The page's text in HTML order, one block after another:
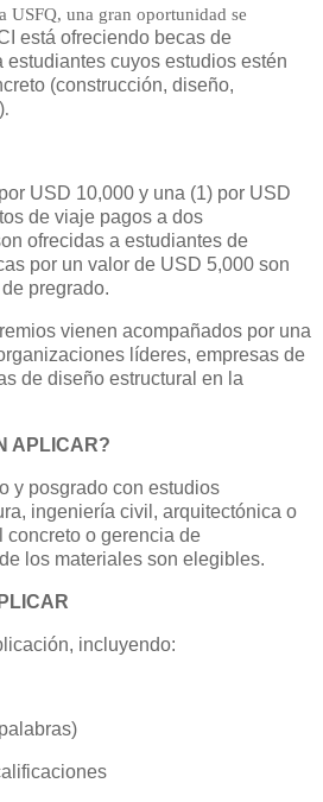
USFQ, una gran oportunidad se
está ofreciendo becas de
estudiantes cuyos estudios estén
(construcción, diseño,
.
USD 10,000 y una (1) por USD
de viaje pagos a dos
ofrecidas a estudiantes de
por un valor de USD 5,000 son
pregrado.
vienen acompañados por una
líderes, empresas de
de diseño estructural en la
APLICAR?
y posgrado con estudios
ingeniería civil, arquitectónica o
concreto o gerencia de
los materiales son elegibles.
incluyendo: